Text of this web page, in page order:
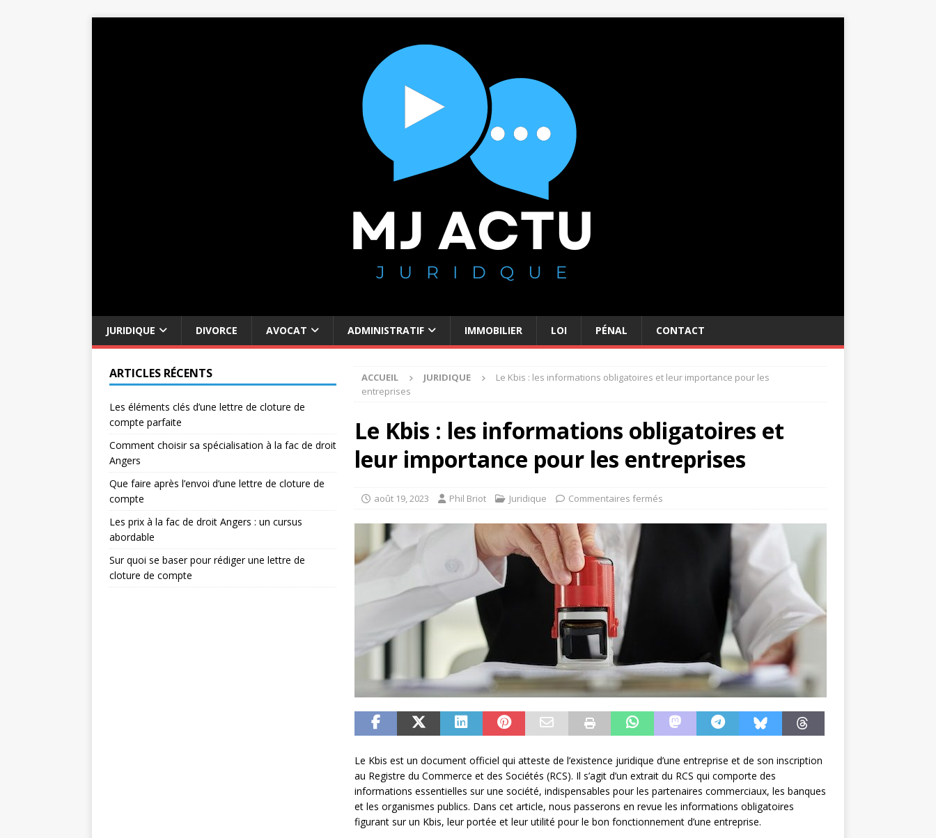
JURIDIQUE DIVORCE AVOCAT ADMINISTRATIF IMMOBILIER LOI PÉNAL CONTACT
ACCUEIL JURIDIQUE
Le Kbis : les informations obligatoires et leur importance pour les
entreprises
Le Kbis : les informations obligatoires et
leur importance pour les entreprises
août 19, 2023 Phil Briot Juridique Commentaires fermés
Le Kbis est un document officiel qui atteste de l’existence juridique d’une entreprise et de son inscription
au Registre du Commerce et des Sociétés (RCS). Il s’agit d’un extrait du RCS qui comporte des
informations essentielles sur une société, indispensables pour les partenaires commerciaux, les banques
et les organismes publics. Dans cet article, nous passerons en revue les informations obligatoires
figurant sur un Kbis, leur portée et leur utilité pour le bon fonctionnement d’une entreprise.
ARTICLES RÉCENTS
Les éléments clés d’une lettre de cloture de
compte parfaite
Comment choisir sa spécialisation à la fac de droit
Angers
Que faire après l’envoi d’une lettre de cloture de
compte
Les prix à la fac de droit Angers : un cursus
abordable
Sur quoi se baser pour rédiger une lettre de
cloture de compte